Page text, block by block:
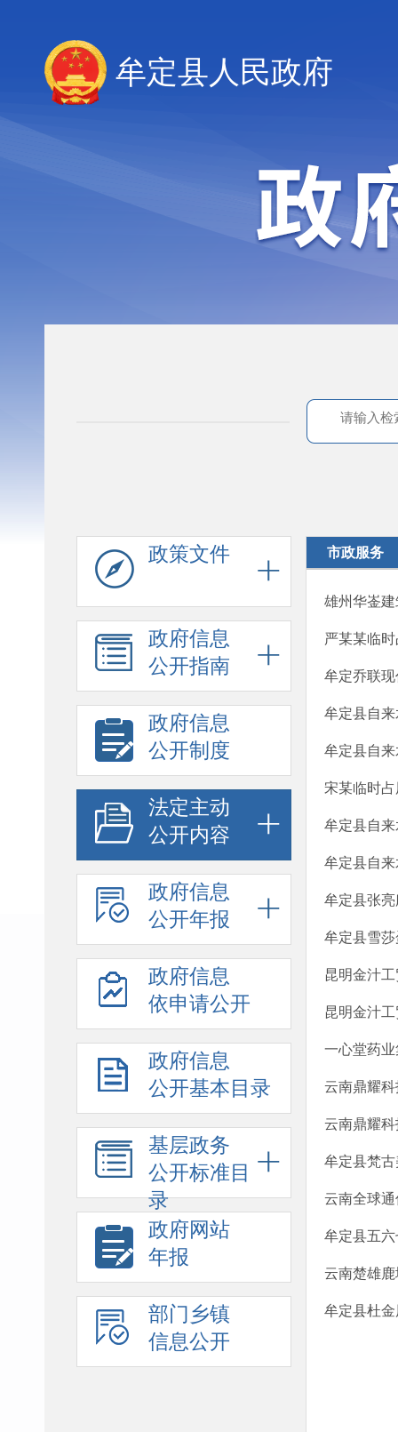
牟定县人民政府
政策文件
政府信息
公开指南
政府信息
公开制度
法定主动
公开内容
政府信息
公开年报
政府信息
依申请公开
政府信息
公开基本目录
基层政务
公开标准目
录
政府网站
年报
部门乡镇
信息公开
市政服务
雄州华崟
严某某临
牟定乔联
牟定县自
牟定县自
宋某临时
牟定县自
牟定县自
牟定县张
牟定县雪
昆明金汁
昆明金汁
一心堂药
云南鼎耀
云南鼎耀
牟定县梵
云南全球
牟定县五
云南楚雄
牟定县杜